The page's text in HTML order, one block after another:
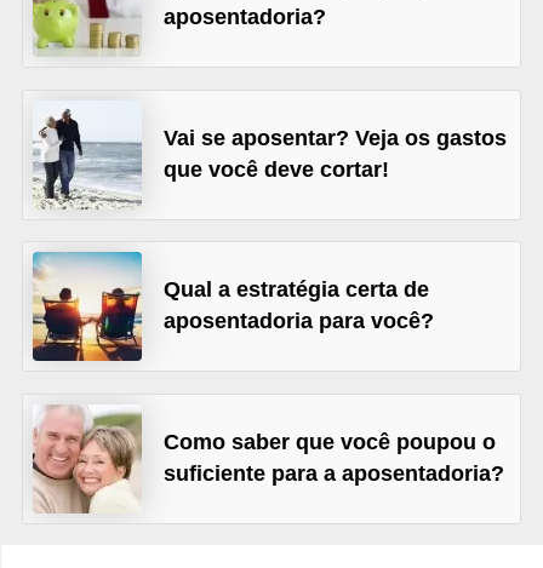
aposentadoria?
Vai se aposentar? Veja os gastos
que você deve cortar!
Qual a estratégia certa de
aposentadoria para você?
Como saber que você poupou o
suficiente para a aposentadoria?
i
r
s
C
â
m
b
i
o
C
a
r
t